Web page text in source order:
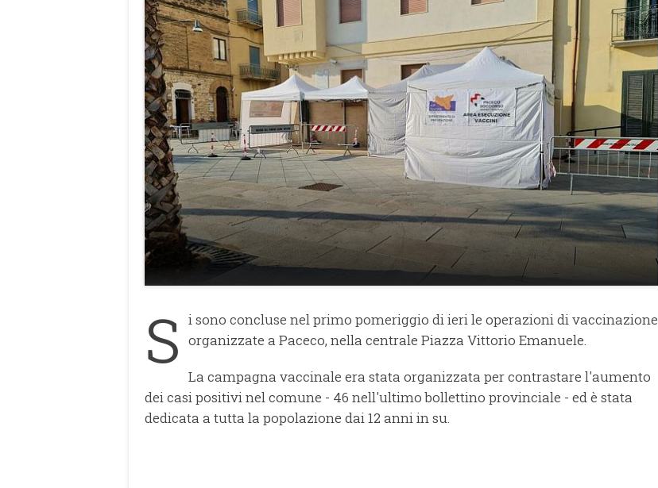
S i sono concluse nel primo pomeriggio di ieri le operazioni di vaccinazione
organizzate a Paceco, nella centrale Piazza Vittorio Emanuele.
La campagna vaccinale era stata organizzata per contrastare l'aumento
dei casi positivi nel comune - 46 nell'ultimo bollettino provinciale - ed è stata
dedicata a tutta la popolazione dai 12 anni in su.